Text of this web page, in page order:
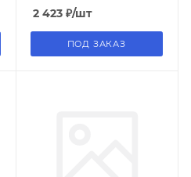
2 423₽/шт
ПОД ЗАКАЗ